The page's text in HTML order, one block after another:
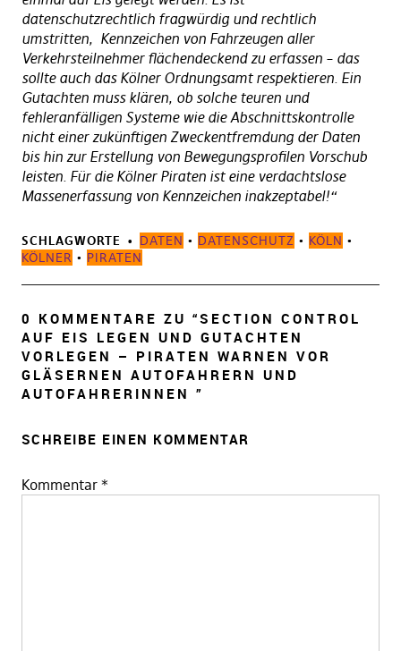
datenschutzrechtlich fragwürdig und rechtlich
umstritten, Kennzeichen von Fahrzeugen aller
Verkehrsteilnehmer flächendeckend zu erfassen – das
sollte auch das Kölner Ordnungsamt respektieren. Ein
Gutachten muss klären, ob solche teuren und
fehleranfälligen Systeme wie die Abschnittskontrolle
nicht einer zukünftigen Zweckentfremdung der Daten
bis hin zur Erstellung von Bewegungsprofilen Vorschub
leisten. Für die Kölner Piraten ist eine verdachtslose
Massenerfassung von Kennzeichen inakzeptabel!“
SCHLAGWORTE DATEN • DATENSCHUTZ • KÖLN •
KÖLNER • PIRATEN
0 KOMMENTARE ZU “SECTION CONTROL
AUF EIS LEGEN UND GUTACHTEN
VORLEGEN – PIRATEN WARNEN VOR
GLÄSERNEN AUTOFAHRERN UND
AUTOFAHRERINNEN ”
SCHREIBE EINEN KOMMENTAR
Kommentar *